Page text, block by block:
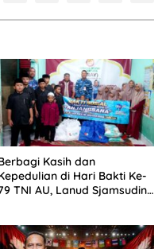
Kasih dan
di Hari Bakti Ke-
TNI AU, Lanud Sjamsudin
Purnawirawan